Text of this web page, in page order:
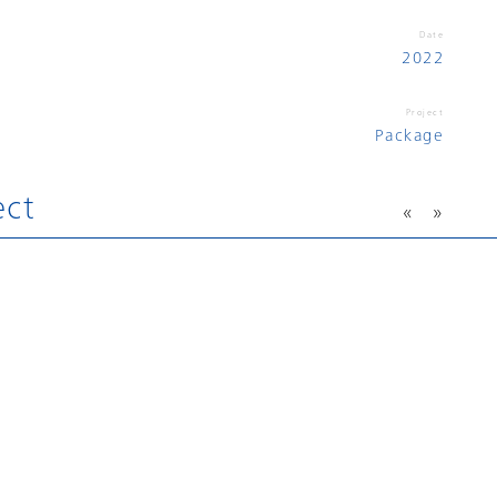
Date
2022
Project
Package
« »